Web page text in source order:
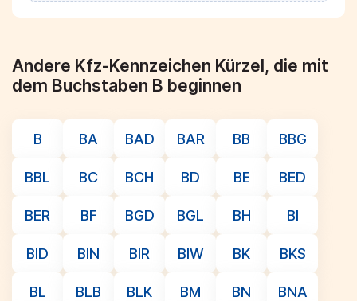
Andere Kfz-Kennzeichen Kürzel, die mit
dem Buchstaben B beginnen
B BA BAD BAR BB BBG
BBL BC BCH BD BE BED
BER BF BGD BGL BH BI
BID BIN BIR BIW BK BKS
BL BLB BLK BM BN BNA